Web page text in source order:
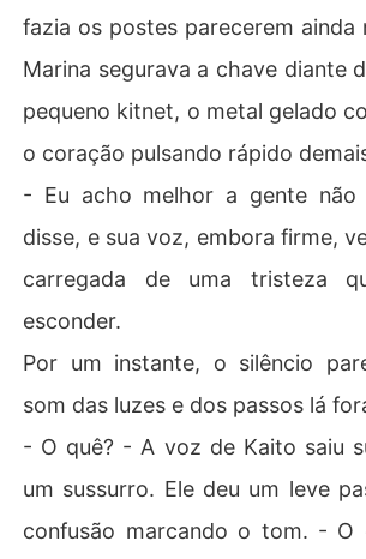
fazia os postes parecerem ainda
Marina segurava a chave diante
pequeno kitnet, o metal gelado
o coração pulsando rápido
- Eu acho melhor a gente
disse, e sua voz, embora firme,
carregada de uma tristeza
esconder.
Por um instante, o silêncio
som das luzes e dos passos lá
- O quê? - A voz de Kaito saiu
um sussurro. Ele deu um leve
confusão marcando o tom. - O